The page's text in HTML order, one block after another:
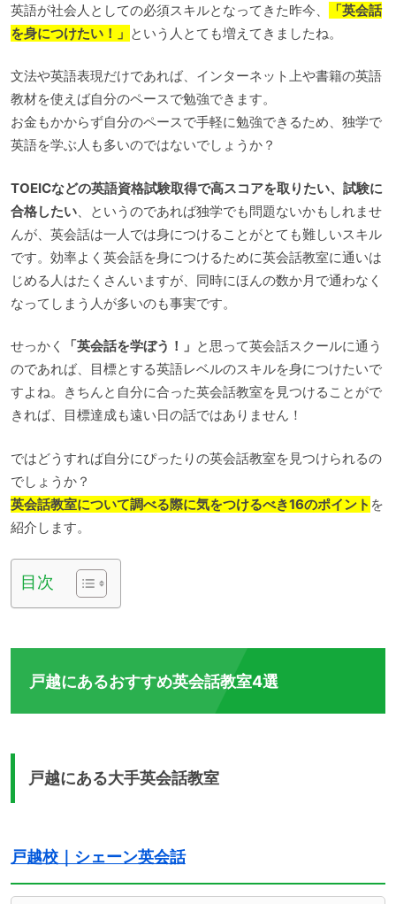
英語が社会人としての必須スキルとなってきた昨今、
「英会話
を身につけたい！」 という人とても増えてきましたね。
文法や英語表現だけであれば、インターネット上や書籍の英語
教材を使えば自分のペースで勉強できます。
お金もかからず自分のペースで手軽に勉強できるため、独学で
英語を学ぶ人も多いのではないでしょうか？
TOEICなどの英語資格試験取得で高スコアを取りたい、試験に
合格したい、というのであれば独学でも問題ないかもしれませ
んが、英会話は一人では身につけることがとても難しいスキル
です。効率よく英会話を身につけるために英会話教室に通いは
じめる人はたくさんいますが、同時にほんの数か月で通わなく
なってしまう人が多いのも事実です。
せっかく 「英会話を学ぼう！」 と思って英会話スクールに通う
のであれば、目標とする英語レベルのスキルを身につけたいで
すよね。きちんと自分に合った英会話教室を見つけることがで
きれば、目標達成も遠い日の話ではありません！
ではどうすれば自分にぴったりの英会話教室を見つけられるの
でしょうか？
英会話教室について調べる際に気をつけるべき16のポイント を
紹介します。
目次
戸越にあるおすすめ英会話教室4選
戸越にある大手英会話教室
戸越校｜シェーン英会話